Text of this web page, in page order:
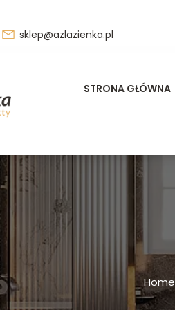
sklep@azlazienka.pl
STRONA GŁÓWNA
Home